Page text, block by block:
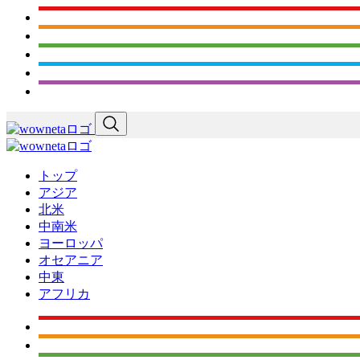
トップ
アジア
北米
中南米
ヨーロッパ
オセアニア
中東
アフリカ